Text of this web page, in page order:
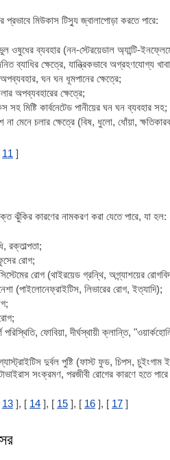
প্রভাবে মিউকাস টিস্যু জ্বালাপোড়া করতে পারে:
ভুল ওষুধের ব্যবহার (নন-স্টেরয়েডাল অ্যান্টি-
ব্যাধির ক্ষেত্রে, যান্ত্রিকভাবে অগ্রহণযোগ্য
ঘন ঘন ধূমপানের ক্ষেত্রে;
অপব্যবহারের ক্ষেত্রে;
সহ মিষ্টি কার্বনেটেড পানীয়ের ঘন ঘন ব্যবহার সহ;
না মেনে চলার ক্ষেত্রে (বিষ, ধুলো, ধোঁয়া,
11 ]
ঝুঁকির কারণের নামকরণ করা যেতে পারে, যা হল:
রক্তাল্পতা;
রোগ;
রোগ (থাইরয়েড গ্রন্থি, অগ্ন্যাশয়ের
(পাইলোনেফ্রাইটিস, লিভারের রোগ, ইত্যাদি);
পরিস্থিতি, ফোবিয়া, দীর্ঘস্থায়ী ক্লান্তি,
দুর্বল পুষ্টি (ফাস্ট ফুড, চিপস,
সংক্রমণ, পরজীবী রোগের কারণে হতে
13 ], [ 14 ], [ 15 ], [ 16 ], [ 17 ]